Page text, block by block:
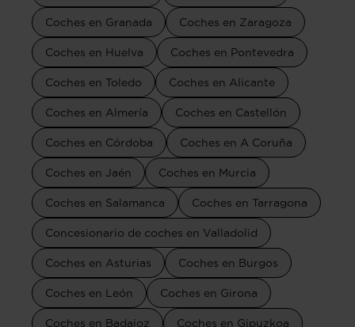
Coches en Granada Coches en Zaragoza
Coches en Huelva Coches en Pontevedra
Coches en Toledo Coches en Alicante
Coches en Almería Coches en Castellón
Coches en Córdoba Coches en A Coruña
Coches en Jaén Coches en Murcia
Coches en Salamanca Coches en Tarragona
Concesionario de coches en Valladolid
Coches en Asturias Coches en Burgos
Coches en León Coches en Girona
Coches en Badajoz Coches en Gipuzkoa